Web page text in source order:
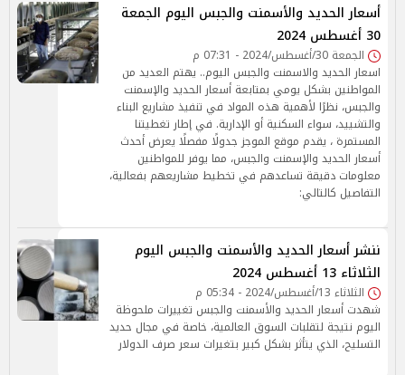
أسعار الحديد والأسمنت والجبس اليوم الجمعة
30 أغسطس 2024
الجمعة 30/أغسطس/2024 - 07:31 م
اسعار الحديد والاسمنت والجبس اليوم.. يهتم العديد من
المواطنين بشكل يومي بمتابعة أسعار الحديد والإسمنت
والجبس، نظرًا لأهمية هذه المواد في تنفيذ مشاريع البناء
والتشييد، سواء السكنية أو الإدارية. في إطار تغطيتنا
المستمرة ، يقدم موقع الموجز جدولًا مفصلًا يعرض أحدث
أسعار الحديد والإسمنت والجبس، مما يوفر للمواطنين
معلومات دقيقة تساعدهم في تخطيط مشاريعهم بفعالية،
التفاصيل كالتالي:
ننشر أسعار الحديد والأسمنت والجبس اليوم
الثلاثاء 13 أغسطس 2024
الثلاثاء 13/أغسطس/2024 - 05:34 م
شهدت أسعار الحديد والأسمنت والجبس تغييرات ملحوظة
اليوم نتيجة لتقلبات السوق العالمية، خاصة في مجال حديد
التسليح، الذي يتأثر بشكل كبير بتغيرات سعر صرف الدولار